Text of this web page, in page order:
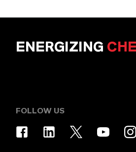
ENERGIZING
FOLLOW US